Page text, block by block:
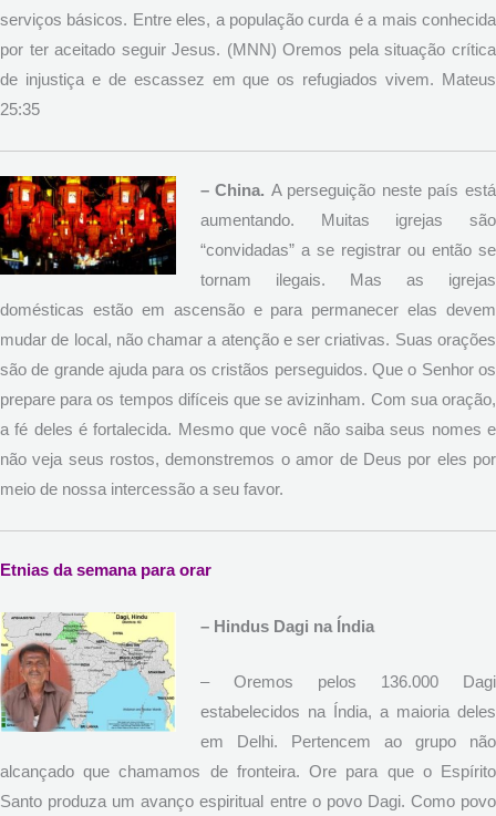
serviços básicos. Entre eles, a população curda é a mais conhecida
por ter aceitado seguir Jesus. (MNN) Oremos pela situação crítica
de injustiça e de escassez em que os refugiados vivem. Mateus
25:35
– China. A perseguição neste país está
aumentando. Muitas igrejas são
“convidadas” a se registrar ou então se
tornam ilegais. Mas as igrejas
domésticas estão em ascensão e para permanecer elas devem
mudar de local, não chamar a atenção e ser criativas. Suas orações
são de grande ajuda para os cristãos perseguidos. Que o Senhor os
prepare para os tempos difíceis que se avizinham. Com sua oração,
a fé deles é fortalecida. Mesmo que você não saiba seus nomes e
não veja seus rostos, demonstremos o amor de Deus por eles por
meio de nossa intercessão a seu favor.
Etnias da semana para orar
– Hindus Dagi na Índia
– Oremos pelos 136.000 Dagi
estabelecidos na Índia, a maioria deles
em Delhi. Pertencem ao grupo não
alcançado que chamamos de fronteira. Ore para que o Espírito
Santo produza um avanço espiritual entre o povo Dagi. Como povo